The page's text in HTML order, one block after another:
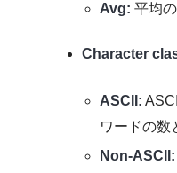
Avg: 平均
Character
ASCII:
ワードの数
Non-ASCII: